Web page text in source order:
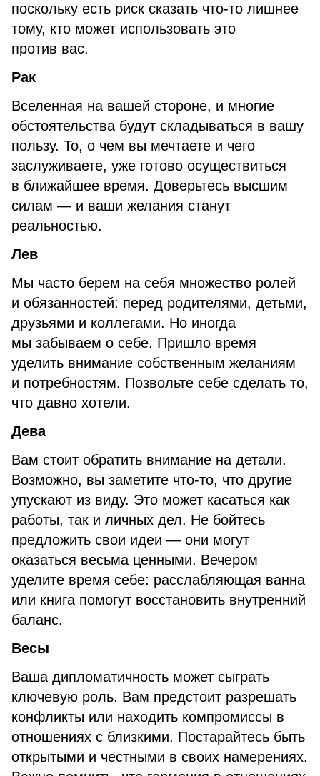
поскольку есть риск сказать что-то лишнее
тому, кто может использовать это
против вас.
Рак
Вселенная на вашей стороне, и многие
обстоятельства будут складываться в вашу
пользу. То, о чем вы мечтаете и чего
заслуживаете, уже готово осуществиться
в ближайшее время. Доверьтесь высшим
силам — и ваши желания станут
реальностью.
Лев
Мы часто берем на себя множество ролей
и обязанностей: перед родителями, детьми,
друзьями и коллегами. Но иногда
мы забываем о себе. Пришло время
уделить внимание собственным желаниям
и потребностям. Позвольте себе сделать то,
что давно хотели.
Дева
Вам стоит обратить внимание на детали.
Возможно, вы заметите что-то, что другие
упускают из виду. Это может касаться как
работы, так и личных дел. Не бойтесь
предложить свои идеи — они могут
оказаться весьма ценными. Вечером
уделите время себе: расслабляющая ванна
или книга помогут восстановить внутренний
баланс.
Весы
Ваша дипломатичность может сыграть
ключевую роль. Вам предстоит разрешать
конфликты или находить компромиссы в
отношениях с близкими. Постарайтесь быть
открытыми и честными в своих намерениях.